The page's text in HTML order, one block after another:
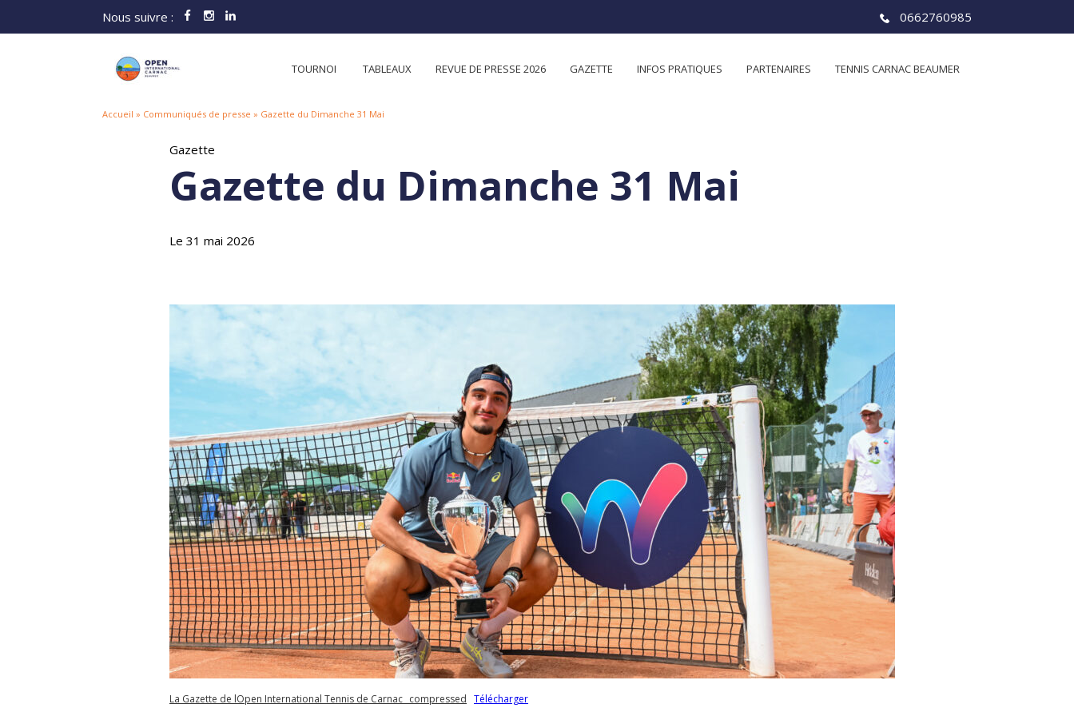
Nous suivre : 0662760985
TOURNOI TABLEAUX REVUE DE PRESSE 2026 GAZETTE INFOS PRATIQUES PARTENAIRES TENNIS CARNAC BEAUMER
Accueil » Communiqués de presse » Gazette du Dimanche 31 Mai
Gazette
Gazette du Dimanche 31 Mai
Le 31 mai 2026
La Gazette de lOpen International Tennis de Carnac _compressed Télécharger